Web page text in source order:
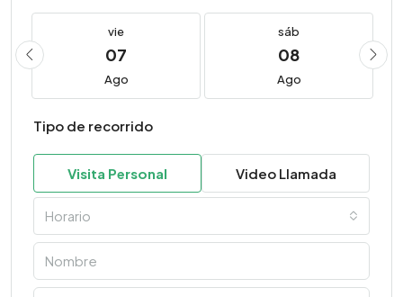
vie
07
Ago
sáb
08
Ago
Tipo de recorrido
Visita Personal Video Llamada
Horario